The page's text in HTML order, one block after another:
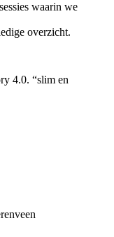
waarin we
overzicht.
4.0. “slim en